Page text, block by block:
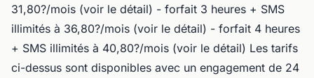
31,80?/mois (voir le détail) - forfait 3 heures + SMS
illimités à 36,80?/mois (voir le détail) - forfait 4 heures
+ SMS illimités à 40,80?/mois (voir le détail) Les tarifs
ci-dessus sont disponibles avec un engagement de 24